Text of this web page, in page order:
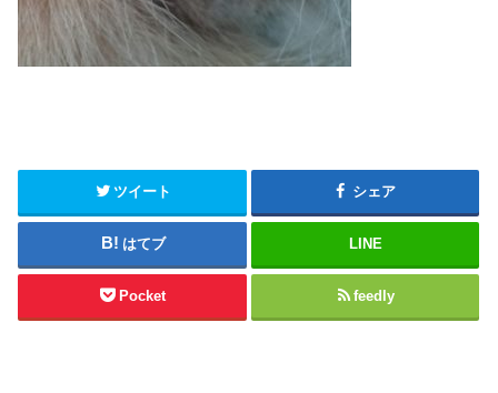
ツイート シェア
はてブ LINE
Pocket feedly